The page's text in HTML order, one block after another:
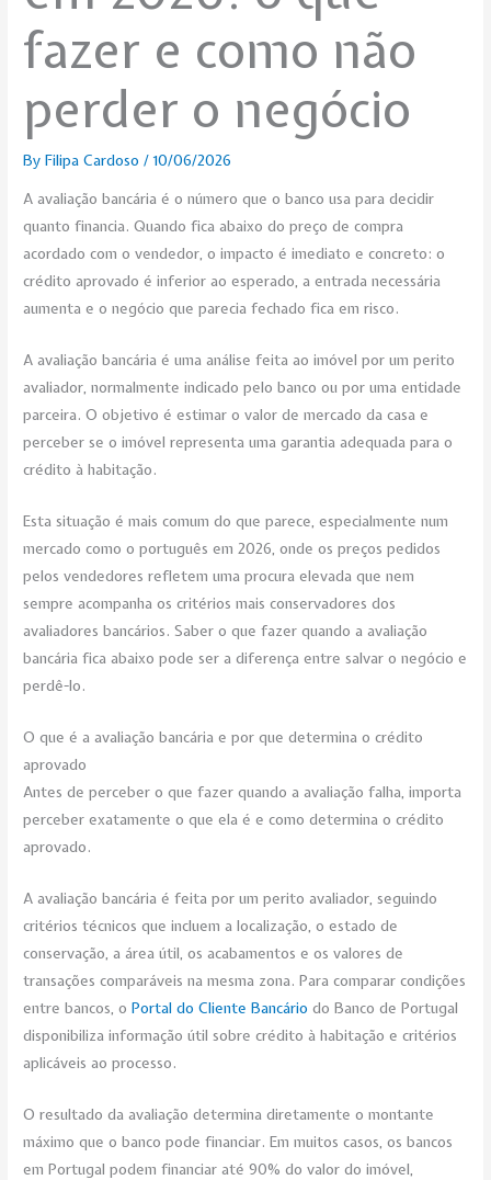
fazer e como não
perder o negócio
ByFilipa Cardoso/10/06/2026
A avaliação bancária é o número que o banco usa para decidir
quanto financia. Quando fica abaixo do preço de compra
acordado com o vendedor, o impacto é imediato e concreto: o
crédito aprovado é inferior ao esperado, a entrada necessária
aumenta e o negócio que parecia fechado fica em risco.
A avaliação bancária é uma análise feita ao imóvel por um perito
avaliador, normalmente indicado pelo banco ou por uma entidade
parceira. O objetivo é estimar o valor de mercado da casa e
perceber se o imóvel representa uma garantia adequada para o
crédito à habitação.
Esta situação é mais comum do que parece, especialmente num
mercado como o português em 2026, onde os preços pedidos
pelos vendedores refletem uma procura elevada que nem
sempre acompanha os critérios mais conservadores dos
avaliadores bancários. Saber o que fazer quando a avaliação
bancária fica abaixo pode ser a diferença entre salvar o negócio e
perdê-lo.
O que é a avaliação bancária e por que determina o crédito
aprovado
Antes de perceber o que fazer quando a avaliação falha, importa
perceber exatamente o que ela é e como determina o crédito
aprovado.
A avaliação bancária é feita por um perito avaliador, seguindo
critérios técnicos que incluem a localização, o estado de
conservação, a área útil, os acabamentos e os valores de
transações comparáveis na mesma zona. Para comparar condições
entre bancos, oPortal do Cliente Bancário do Banco de Portugal
disponibiliza informação útil sobre crédito à habitação e critérios
aplicáveis ao processo.
O resultado da avaliação determina diretamente o montante
máximo que o banco pode financiar. Em muitos casos, os bancos
em Portugal podem financiar até 90% do valor do imóvel,